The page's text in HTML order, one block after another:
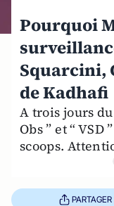
Pourquoi
Squarcini,
de Kadhafi
A trois jours
Obs ” et “
scoops.
PARTAGER